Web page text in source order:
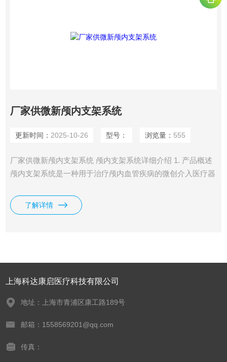
厂家供微新颅内支架系统
更新时间： 2025-10-26 型号： 浏览量： 555
厂家供微新颅内支架系统 颅内支架系统详细介绍 1. 产品概述
颅内支架系统是一种用于治疗颅内血管疾病的微创介入医疗器
善血流，预防血管破裂或再次狭窄
了解详情
上海科达康启医疗科技有限公司
地址：上海市青浦区康工路189号
邮箱：1558569201@qq.com
传真：